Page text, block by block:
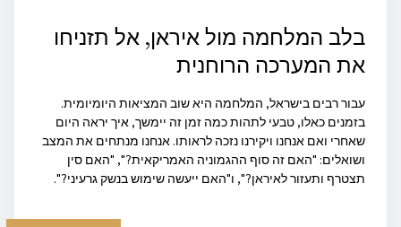
בלב המלחמה מול איראן, אל תזניחו
את המערכה הרוחנית
עבור רבים בישראל, המלחמה היא שוב המציאות היומיומית.
בזמנים כאלו, טבעי לתהות כמה זמן זה יימשך, איך יראה היום
שאחרי ואם אנחנו ויקירנו נזכה לראותו. אנחנו מנתחים את המצב
ושואלים: "האם זה סוף ההגמוניה האמריקאית?", "האם סין
תצטרף ותעזור לאיראן?", ו"האם ייעשה שימוש בנשק גרעיני?".